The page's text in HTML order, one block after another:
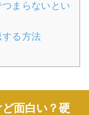
まらないとい
る方法
面白い？硬